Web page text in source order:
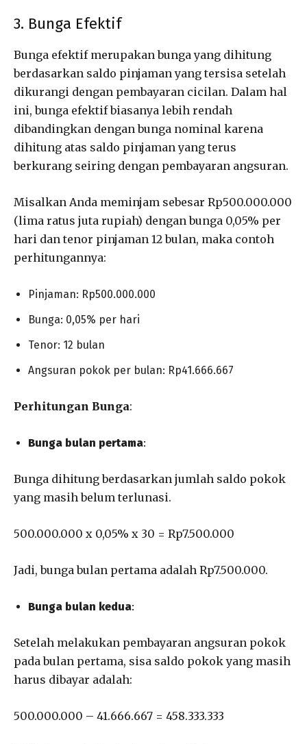
3. Bunga Efektif
Bunga efektif merupakan bunga yang dihitung
berdasarkan saldo pinjaman yang tersisa setelah
dikurangi dengan pembayaran cicilan. Dalam hal
ini, bunga efektif biasanya lebih rendah
dibandingkan dengan bunga nominal karena
dihitung atas saldo pinjaman yang terus
berkurang seiring dengan pembayaran angsuran.
Misalkan Anda meminjam sebesar Rp500.000.000
(lima ratus juta rupiah) dengan bunga 0,05% per
hari dan tenor pinjaman 12 bulan, maka contoh
perhitungannya:
Pinjaman: Rp500.000.000
Bunga: 0,05% per hari
Tenor: 12 bulan
Angsuran pokok per bulan: Rp41.666.667
Perhitungan Bunga:
Bunga bulan pertama:
Bunga dihitung berdasarkan jumlah saldo pokok
yang masih belum terlunasi.
500.000.000 x 0,05% x 30 = Rp7.500.000
Jadi, bunga bulan pertama adalah Rp7.500.000.
Bunga bulan kedua:
Setelah melakukan pembayaran angsuran pokok
pada bulan pertama, sisa saldo pokok yang masih
harus dibayar adalah:
500.000.000 – 41.666.667 = 458.333.333